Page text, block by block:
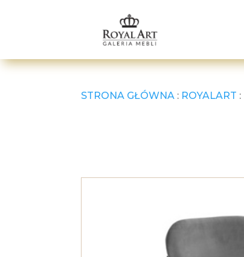
STRONA GŁÓWNA : ROYALART :